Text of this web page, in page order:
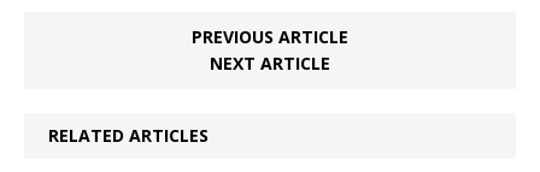
PREVIOUS ARTICLE
NEXT ARTICLE
RELATED ARTICLES